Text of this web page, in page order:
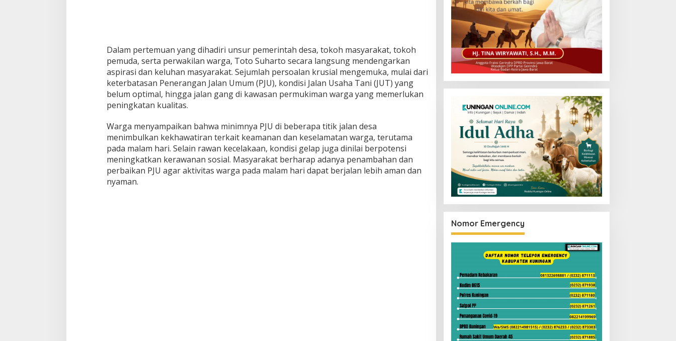
Dalam pertemuan yang dihadiri unsur pemerintah desa, tokoh masyarakat, tokoh
pemuda, serta perwakilan warga, Toto Suharto secara langsung mendengarkan
aspirasi dan keluhan masyarakat. Sejumlah persoalan krusial mengemuka, mulai dari
keterbatasan Penerangan Jalan Umum (PJU), kondisi Jalan Usaha Tani (JUT) yang
belum optimal, hingga jalan gang di kawasan permukiman warga yang memerlukan
peningkatan kualitas.
Warga menyampaikan bahwa minimnya PJU di beberapa titik jalan desa
menimbulkan kekhawatiran terkait keamanan dan keselamatan warga, terutama
pada malam hari. Selain rawan kecelakaan, kondisi gelap juga dinilai berpotensi
meningkatkan kerawanan sosial. Masyarakat berharap adanya penambahan dan
perbaikan PJU agar aktivitas warga pada malam hari dapat berjalan lebih aman dan
nyaman.
Nomor Emergency